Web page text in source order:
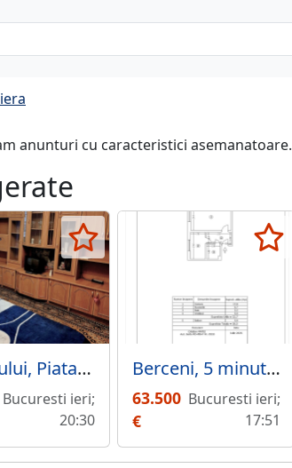
anunturi cu caracteristici asemanatoare.
Giurgiului, Piata Progresul, 12 minute metrou Eroii Revolutiei
Bucuresti ieri;
20:30
Berceni, 5 minute metrou Aparatorii Patriei.
63.500
€
Bucuresti ieri;
17:51